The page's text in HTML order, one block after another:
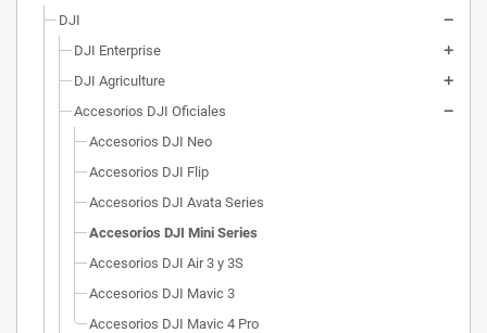
DJI
DJI Enterprise
DJI Agriculture
Accesorios DJI Oficiales
Accesorios DJI Neo
Accesorios DJI Flip
Accesorios DJI Avata Series
Accesorios DJI Mini Series
Accesorios DJI Air 3 y 3S
Accesorios DJI Mavic 3
Accesorios DJI Mavic 4 Pro